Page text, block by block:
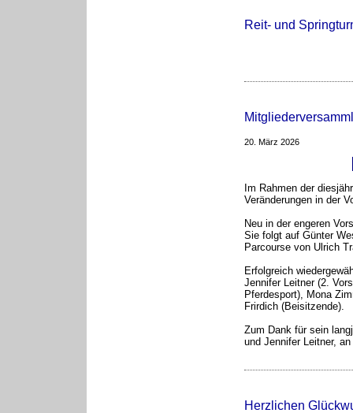
Reit- und
20. März 2026
Im Rahmen der
Veränderungen in der
Neu in der engeren
Sie folgt auf Günter
Parcourse von Ulrich
Erfolgreich
Jennifer Leitner (2.
Pferdesport), Mona
Frirdich (Beisitzende).
Zum Dank für sein
und Jennifer Leitner,
Herzlichen